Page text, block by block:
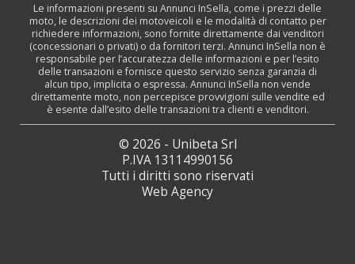
Le informazioni presenti su Annunci InSella, come i prezzi delle
moto, le descrizioni dei motoveicoli e le modalità di contatto per
richiedere informazioni, sono fornite direttamente dai venditori
(concessionari o privati) o da fornitori terzi. Annunci InSella non è
responsabile per l’accuratezza delle informazioni e per l’esito
delle transazioni e fornisce questo servizio senza garanzia di
alcun tipo, implicita o espressa. Annunci InSella non vende
direttamente moto, non percepisce provvigioni sulle vendite ed
è esente dall’esito delle transazioni tra clienti e venditori.
© 2026 - Unibeta Srl
P.IVA 13114990156
Tutti i diritti sono riservati
Web Agency